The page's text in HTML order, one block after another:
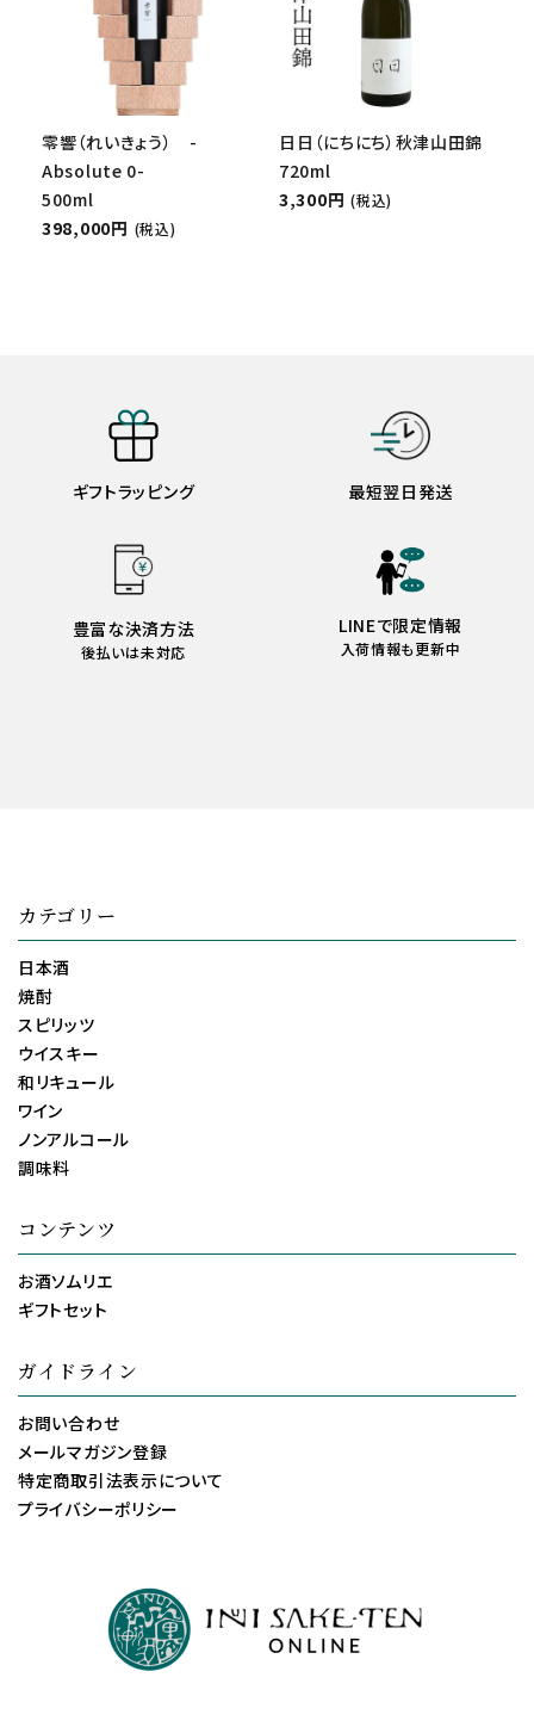
零響（れいきょう） -
Absolute 0-
500ml
398,000円 (税込)
日日（にちにち）秋津山田錦
720ml
3,300円 (税込)
ギフトラッピング 最短翌日発送
豊富な決済方法
後払いは未対応
LINEで限定情報
入荷情報も更新中
カテゴリー
日本酒
焼酎
スピリッツ
ウイスキー
和リキュール
ワイン
ノンアルコール
調味料
コンテンツ
お酒ソムリエ
ギフトセット
ガイドライン
お問い合わせ
メールマガジン登録
特定商取引法表示について
プライバシーポリシー